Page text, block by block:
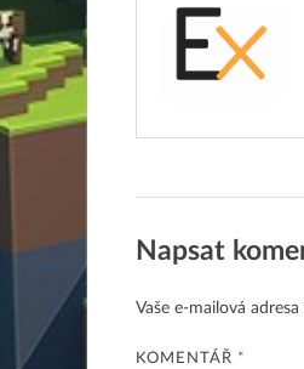
Napsat
Vaše e-mailová
KOMENTÁŘ *